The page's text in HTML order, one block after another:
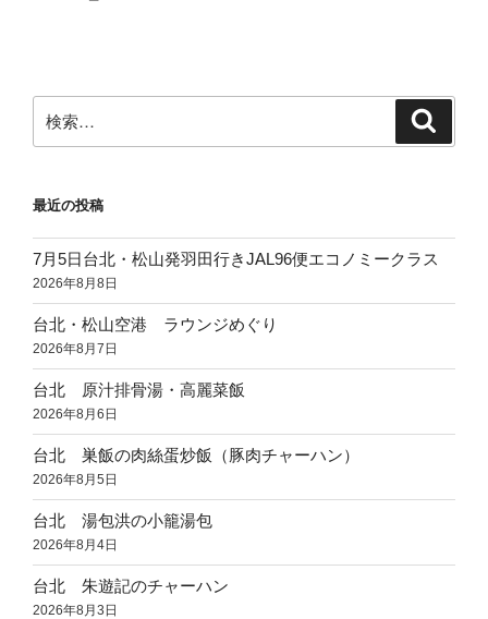
ナ
ー
シ
索:
最近の投稿
7月5日台北・松山発羽田行きJAL96便エコノミークラス
2026年8月8日
台北・松山空港 ラウンジめぐり
2026年8月7日
台北 原汁排骨湯・高麗菜飯
2026年8月6日
台北 巣飯の肉絲蛋炒飯（豚肉チャーハン）
2026年8月5日
台北 湯包洪の小籠湯包
2026年8月4日
台北 朱遊記のチャーハン
2026年8月3日